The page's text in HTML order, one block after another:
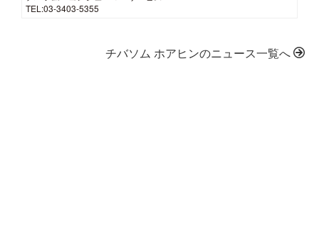
TEL:03-3403-5355
チバソム ホアヒンのニュース一覧へ